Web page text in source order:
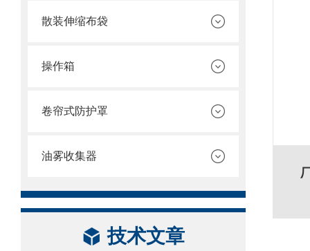
散装伸缩布袋
操作箱
卷帘式防护罩
油雾收集器
技术文章